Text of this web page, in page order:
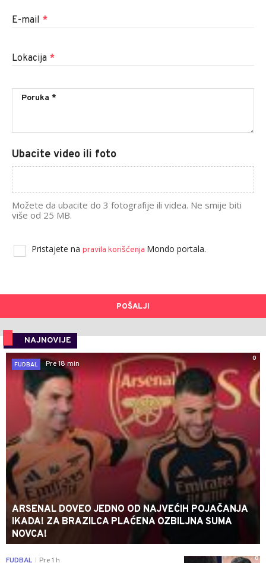
E-mail *
Lokacija *
Ubacite video ili foto
Možete da ubacite do 3 fotografije ili videa. Ne smije biti
više od 25 MB.
Pristajete na pravila korišćenja Mondo portala.
POŠALJI
NAJNOVIJE
0
FUDBAL
Pre 18 min
ARSENAL DOVEO JEDNO OD NAJVEĆIH POJAČANJA
IKADA! ZA BRAZILCA PLAĆENA OZBILJNA SUMA
NOVCA!
0
FUDBAL Pre 1 h